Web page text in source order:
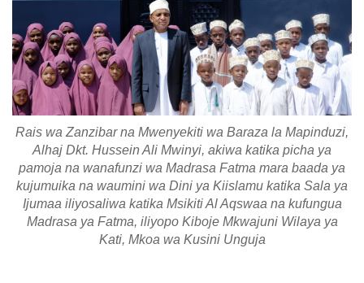
Rais wa Zanzibar na Mwenyekiti wa Baraza la Mapinduzi,
Alhaj Dkt. Hussein Ali Mwinyi, akiwa katika picha ya
pamoja na wanafunzi wa Madrasa Fatma mara baada ya
kujumuika na waumini wa Dini ya Kiislamu katika Sala ya
Ijumaa iliyosaliwa katika Msikiti Al Aqswaa na kufungua
Madrasa ya Fatma, iliyopo Kiboje Mkwajuni Wilaya ya
Kati, Mkoa wa Kusini Unguja